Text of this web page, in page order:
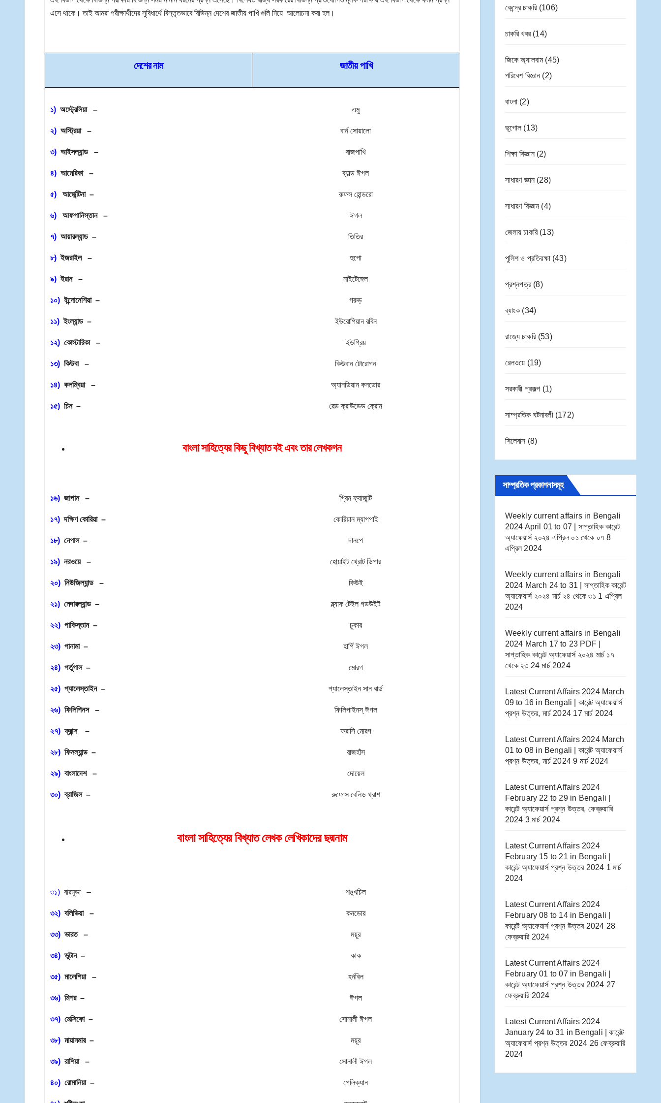
এসে থাকে। তাই আমরা পরীক্ষার্থীদের সুবিধার্থে বিস্তৃতভাবে বিভিন্ন দেশের জাতীয় পাখি গুলি নিয়ে আলোচনা করা হল।
দেশের নাম জাতীয় পাখি
১) অস্ট্রেলিয়া – এমু
২) অস্ট্রিয়া – বার্ন সোয়ালো
৩) আইসল্যান্ড – বাজপাখি
৪) আমেরিকা – ব্যাল্ড ঈগল
৫) আর্জেন্টিনা – রুফস হোন্ডরো
৬) আফগানিস্তান – ঈগল
৭) আয়ারল্যান্ড – তিতির
৮) ইজরাইল – হুপো
৯) ইরান – নাইটেঙ্গেল
১০) ইন্দোনেশিয়া – গরুড়
১১) ইংল্যান্ড – ইউরোপিয়ান রবিন
১২) কোস্টারিকা – ইউগ্রিয়
১৩) কিউবা – কিউবান টোরোগন
১৪) কলম্বিয়া – অ্যানডিয়ান কনডোর
১৫) চিন – রেড ক্রাউডেড ক্রোন
বাংলা সাহিত্যের কিছু বিখ্যাত বই এবং তার লেখকগন
১৬) জাপান – গ্রিন ফ্যাজান্ট
১৭) দক্ষিণ কোরিয়া – কোরিয়ান ম্যাগপাই
১৮) নেপাল – দানপে
১৯) নরওয়ে – হোয়াইট থ্রোট ডিপার
২০) নিউজিল্যান্ড – কিউই
২১) নেদারল্যান্ড – ব্ল্যাক টেইল গডউইট
২২) পাকিস্তান – চুকার
২৩) পানামা – হার্পি ঈগল
২৪) পর্তুগাল – মোরগ
২৫) প্যালেস্তাইন – প্যালেস্তাইন সান বার্ড
২৬) ফিলিপিনস – ফিলিপাইনস্ ঈগল
২৭) ফ্রান্স – ফরাসি মোরগ
২৮) ফিনল্যান্ড – রাজহাঁস
২৯) বাংলাদেশ – দোয়েল
৩০) ব্রাজিল – রুফোস বেলিড থ্রাশ
বাংলা সাহিত্যের বিখ্যাত লেখক লেখিকাদের ছদ্মনাম
৩১) বারমুডা – শঙ্খচিল
৩২) বলিভিয়া – কনডোর
৩৩) ভারত – ময়ূর
৩৪) ভুটান – কাক
৩৫) মালেশিয়া – হর্নবিল
৩৬) মিশর – ঈগল
৩৭) মেক্সিকো – সোনালী ঈগল
৩৮) মায়ানমার – ময়ূর
৩৯) রাশিয়া – সোনালী ঈগল
৪০) রোমানিয়া – পেলিক্যান
কেন্দ্রে চাকরি(106)
চাকরি খবর(14)
জিকে অ্যালবাম(45)
পরিবেশ বিজ্ঞান (2)
বাংলা(2)
ভূগোল (13)
শিক্ষা বিজ্ঞান(2)
সাধারণ জ্ঞান(28)
সাধারণ বিজ্ঞান (4)
জেলায় চাকরি(13)
পুলিশ ও প্রতিরক্ষা(43)
প্রশ্নপত্র(8)
ব্যাংক (34)
রাজ্যে চাকরি(53)
রেলওয়ে (19)
সরকারী প্রকল্প (1)
সাম্প্রতিক ঘটনাবলী(172)
সিলেবাস (8)
সাম্প্রতিক প্রকাশনাসমূহ
Weekly current affairs in Bengali
2024 April 01 to 07 | সাপ্তাহিক কারেন্ট
অ্যাফেয়ার্স ২০২৪ এপ্রিল ০১ থেকে ০৭ 8
এপ্রিল 2024
Weekly current affairs in Bengali
2024 March 24 to 31 | সাপ্তাহিক কারেন্ট
অ্যাফেয়ার্স ২০২৪ মার্চ ২৪ থেকে ৩১ 1 এপ্রিল
2024
Weekly current affairs in Bengali
2024 March 17 to 23 PDF |
সাপ্তাহিক কারেন্ট অ্যাফেয়ার্স ২০২৪ মার্চ ১৭
থেকে ২৩ 24 মার্চ 2024
Latest Current Affairs 2024 March
09 to 16​ in Bengali | কারেন্ট অ্যাফেয়ার্স
প্রশ্ন উত্তর, মার্চ 2024 17 মার্চ 2024
Latest Current Affairs 2024 March
01 to 08​ in Bengali | কারেন্ট অ্যাফেয়ার্স
প্রশ্ন উত্তর, মার্চ 2024 9 মার্চ 2024
Latest Current Affairs 2024
February 22 to 29​ in Bengali |
কারেন্ট অ্যাফেয়ার্স প্রশ্ন উত্তর, ফেব্রুয়ারি
2024 3 মার্চ 2024
Latest Current Affairs 2024
February 15 to 21​ in Bengali |
কারেন্ট অ্যাফেয়ার্স প্রশ্ন উত্তর 2024 1 মার্চ
2024
Latest Current Affairs 2024
February 08 to 14​ in Bengali |
কারেন্ট অ্যাফেয়ার্স প্রশ্ন উত্তর 2024 28
ফেব্রুয়ারি 2024
Latest Current Affairs 2024
February 01 to 07​ in Bengali |
কারেন্ট অ্যাফেয়ার্স প্রশ্ন উত্তর 2024 27
ফেব্রুয়ারি 2024
Latest Current Affairs 2024
January 24 to 31​ in Bengali | কারেন্ট
অ্যাফেয়ার্স প্রশ্ন উত্তর 2024 26 ফেব্রুয়ারি
2024